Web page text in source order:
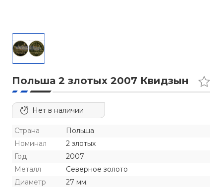
Польша 2 злотых 2007 Квидзын
Нет в наличии
Страна
Польша
Номинал
2 злотых
Год
2007
Металл
Северное золото
Диаметр
27 мм.